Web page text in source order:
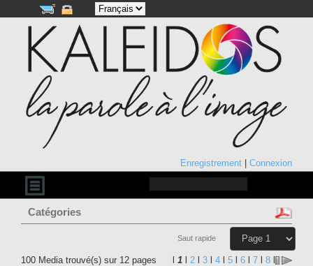
Enregistrement | Connexion
Catégories
Saut rapide
100 Media trouvé(s) sur 12 pages l 1l 2l 3l 4l 5l 6l 7l 8l